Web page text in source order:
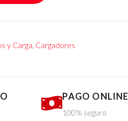
y Carga, Cargadores
PAGO ONLINE
100% seguro